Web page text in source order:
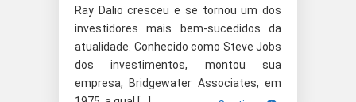
Ray Dalio cresceu e se tornou um dos
investidores mais bem-sucedidos da
atualidade. Conhecido como Steve Jobs
dos investimentos, montou sua
empresa, Bridgewater Associates, em